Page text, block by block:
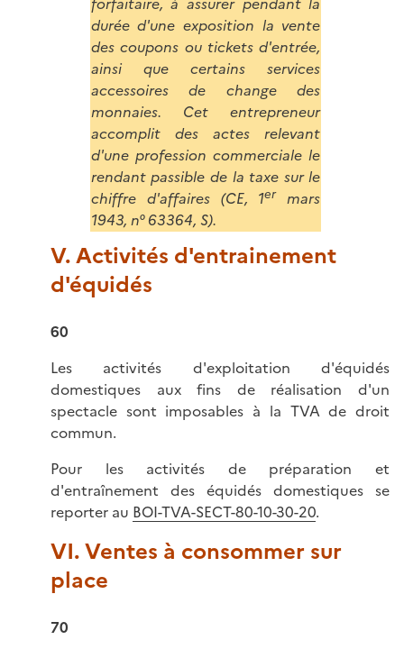
durée d'une exposition la vente
des coupons ou tickets d'entrée,
ainsi que certains services
accessoires de change des
monnaies. Cet entrepreneur
accomplit des actes relevant
d'une profession commerciale le
rendant passible de la taxe sur le
chiffre d'affaires (CE, 1er mars
1943, n° 63364, S).
V. Activités d'entrainement
d'équidés
60
Les activités d'exploitation d'équidés
domestiques aux fins de réalisation d'un
spectacle sont imposables à la TVA de droit
commun.
Pour les activités de préparation et
d'entraînement des équidés domestiques se
reporter au BOI-TVA-SECT-80-10-30-20.
VI. Ventes à consommer sur
place
70